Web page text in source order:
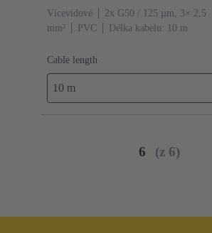
Vícevidové
2x G50 / 125 µm, 3× 2,5
mm²
PVC Délka kabelu: 10 m
Cable length
10 m
6 (z 6)